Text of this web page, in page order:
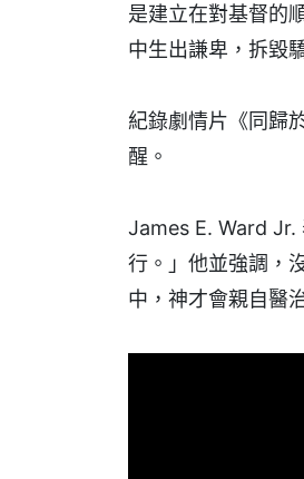
是建立在對基督的
中生出謙卑，拆毀
紀錄劇情片《同歸
醒。
James E. Ward Jr.
行。」他並強調，
中，神才會親自醫